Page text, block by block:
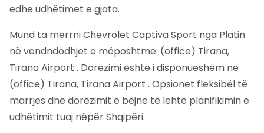
edhe udhëtimet e gjata.
Mund ta merrni Chevrolet Captiva Sport nga Platin
në vendndodhjet e mëposhtme: (office) Tirana,
Tirana Airport . Dorëzimi është i disponueshëm në
(office) Tirana, Tirana Airport . Opsionet fleksibël të
marrjes dhe dorëzimit e bëjnë të lehtë planifikimin e
udhëtimit tuaj nëpër Shqipëri.